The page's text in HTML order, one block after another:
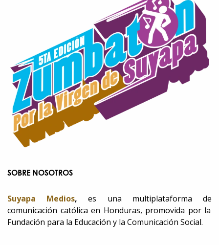
SOBRE NOSOTROS
Suyapa Medios, es una multiplataforma de
comunicación católica en Honduras, promovida por la
Fundación para la Educación y la Comunicación Social.